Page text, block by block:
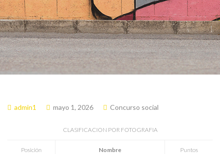
admin1 mayo 1, 2026 Concurso social
CLASIFICACION POR FOTOGRAFIA
Posición Nombre Puntos